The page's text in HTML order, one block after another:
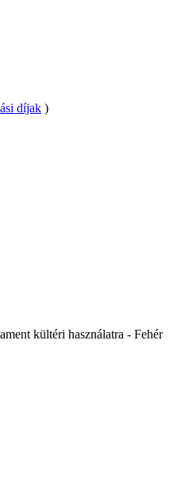
díjak )
kültéri használatra - Fehér